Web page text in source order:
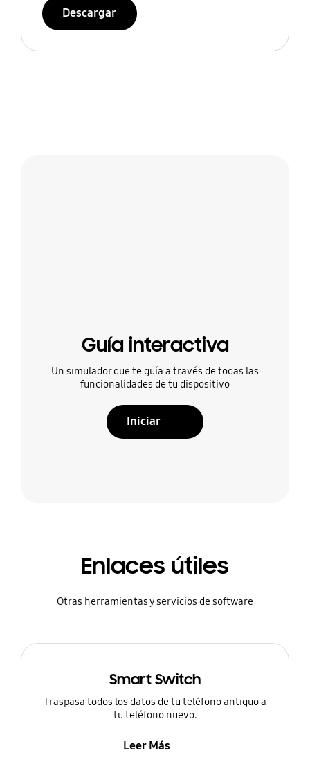
Descargar
Guía interactiva
Un simulador que te guía a través de todas las
funcionalidades de tu dispositivo
Iniciar
Enlaces útiles
Otras herramientas y servicios de software
Smart Switch
Traspasa todos los datos de tu teléfono antiguo a
tu teléfono nuevo.
Leer Más